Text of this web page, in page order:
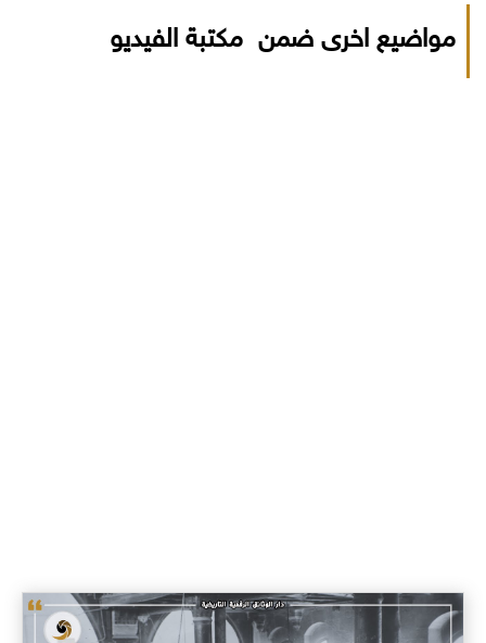
مواضيع اخرى ضمن مكتبة الفيديو